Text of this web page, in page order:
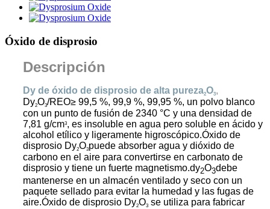
Óxido de disprosio
Descripción
Dy de óxido de disprosio de alta pureza2O3,
Dy2O3/REO≥ 99,5 %, 99,9 %, 99,95 %, un polvo blanco
con un punto de fusión de 2340 °C y una densidad de
7,81 g/cm3, es insoluble en agua pero soluble en ácido y
alcohol etílico y ligeramente higroscópico.Óxido de
disprosio Dy2O3puede absorber agua y dióxido de
carbono en el aire para convertirse en carbonato de
disprosio y tiene un fuerte magnetismo.dy2O3debe
mantenerse en un almacén ventilado y seco con un
paquete sellado para evitar la humedad y las fugas de
aire.Óxido de disprosio Dy2O3 se utiliza para fabricar